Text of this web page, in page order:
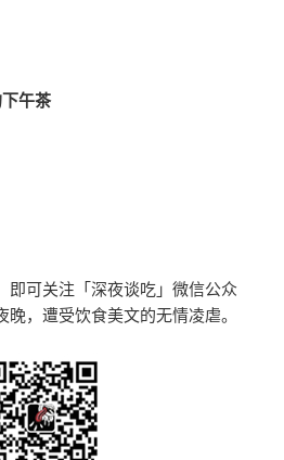
午茶
即可关注「深夜谈吃」微信公众
，遭受饮食美文的无情凌虐。